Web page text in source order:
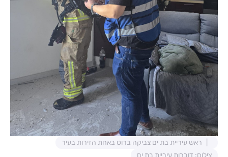
ראש עיריית בת ים צביקה ברוט באחת הזירות בעיר
צילום: דוברות עיריית בת ים